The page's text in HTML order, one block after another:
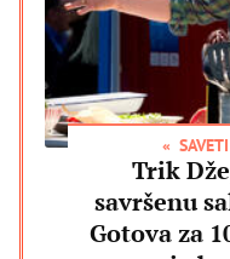
Trik
savršenu
Gotova za